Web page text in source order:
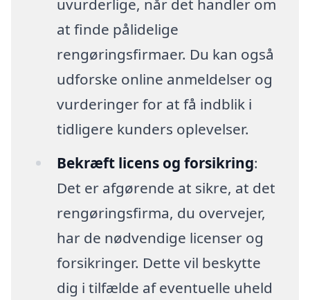
at finde pålidelige
rengøringsfirmaer. Du kan også
udforske online anmeldelser og
vurderinger for at få indblik i
tidligere kunders oplevelser.
Bekræft licens og forsikring:
Det er afgørende at sikre, at det
rengøringsfirma, du overvejer,
har de nødvendige licenser og
forsikringer. Dette vil beskytte
dig i tilfælde af eventuelle uheld